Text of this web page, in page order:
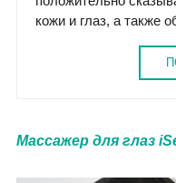
кожи и глаз, а также
Массажер для глаз